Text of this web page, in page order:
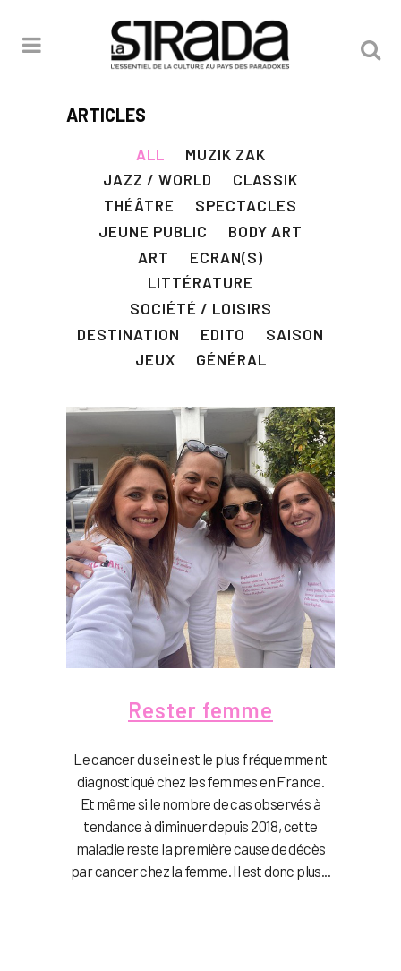
ARTICLES
ALL
MUZIK ZAK
JAZZ / WORLD
CLASSIK
THÉÂTRE
SPECTACLES
JEUNE PUBLIC
BODY ART
ART
ECRAN(S)
LITTÉRATURE
SOCIÉTÉ / LOISIRS
DESTINATION
EDITO
SAISON
JEUX
GÉNÉRAL
Rester femme
Le cancer du sein est le plus fréquemment
diagnostiqué chez les femmes en France.
Et même si le nombre de cas observés à
tendance à diminuer depuis 2018, cette
maladie reste la première cause de décès
par cancer chez la femme. Il est donc plus...